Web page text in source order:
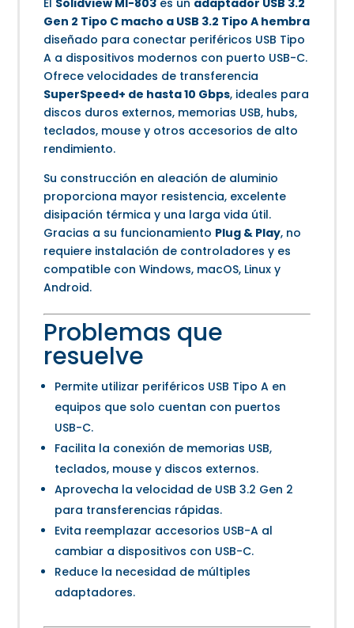
El Solidview MI-803 es un adaptador USB 3.2
Gen 2 Tipo C macho a USB 3.2 Tipo A hembra
diseñado para conectar periféricos USB Tipo
A a dispositivos modernos con puerto USB-C.
Ofrece velocidades de transferencia
SuperSpeed+ de hasta 10 Gbps, ideales para
discos duros externos, memorias USB, hubs,
teclados, mouse y otros accesorios de alto
rendimiento.
Su construcción en aleación de aluminio
proporciona mayor resistencia, excelente
disipación térmica y una larga vida útil.
Gracias a su funcionamiento Plug & Play, no
requiere instalación de controladores y es
compatible con Windows, macOS, Linux y
Android.
Problemas que
resuelve
Permite utilizar periféricos USB Tipo A en
equipos que solo cuentan con puertos
USB-C.
Facilita la conexión de memorias USB,
teclados, mouse y discos externos.
Aprovecha la velocidad de USB 3.2 Gen 2
para transferencias rápidas.
Evita reemplazar accesorios USB-A al
cambiar a dispositivos con USB-C.
Reduce la necesidad de múltiples
adaptadores.